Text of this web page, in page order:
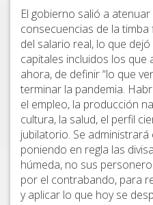
El gobierno salió a
consecuencias de la
del salario real, lo que
capitales incluidos los que
ahora, de definir “lo que
terminar la pandemia.
el empleo, la producción
cultura, la salud, el perfil
jubilatorio. Se
poniendo en regla las
húmeda, no sus
por el contrabando, para
y aplicar lo que hoy se